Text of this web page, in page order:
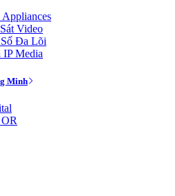
Video
Đa Lõi
Media
Minh